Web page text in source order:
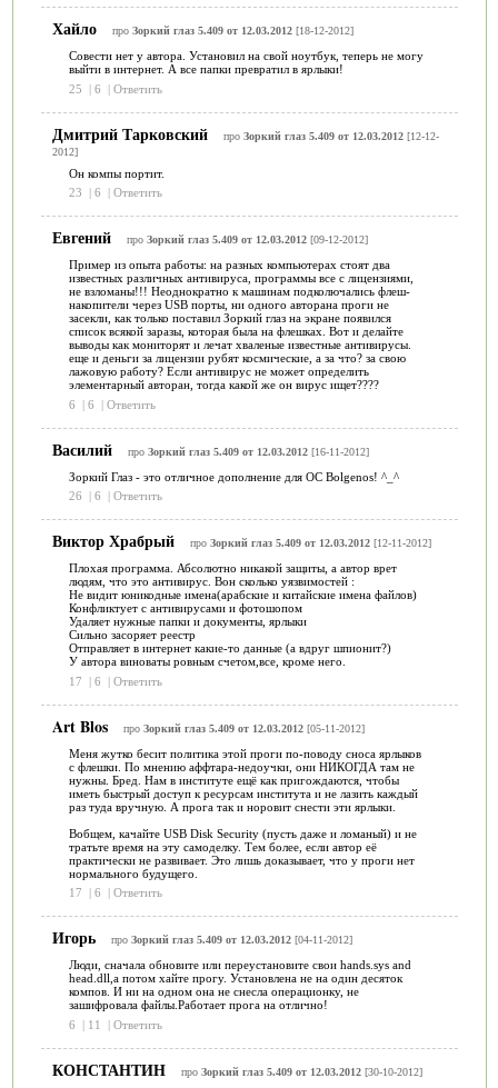
Хайло про Зоркий глаз 5.409 от 12.03.2012[18-12-2012]
Совести нет у автора. Установил на свой ноутбук, теперь не могу
выйти в интернет. А все папки превратил в ярлыки!
25
| 6 | Ответить
Дмитрий Тарковский про Зоркий глаз 5.409 от 12.03.2012[12-12-
2012]
Он компы портит.
23
| 6 | Ответить
Евгений про Зоркий глаз 5.409 от 12.03.2012[09-12-2012]
Пример из опыта работы: на разных компьютерах стоят два
известных различных антивируса, программы все с лицензиями,
не взломаны!!! Неоднократно к машинам подколючались флеш-
накопители через USB порты, ни одного авторана проги не
засекли, как только поставил Зоркий глаз на экране появился
список всякой заразы, которая была на флешках. Вот и делайте
выводы как мониторят и лечат хваленые известные антивирусы.
еще и деньги за лицензии рубят космические, а за что? за свою
лажовую работу? Если антивирус не может определить
элементарный авторан, тогда какой же он вирус ищет????
6
| 6 | Ответить
Василий про Зоркий глаз 5.409 от 12.03.2012[16-11-2012]
Зоркий Глаз - это отличное дополнение для ОС Bolgenos! ^_^
26
| 6 | Ответить
Виктор Храбрый про Зоркий глаз 5.409 от 12.03.2012[12-11-2012]
Плохая программа. Абсолютно никакой защиты, а автор врет
людям, что это антивирус. Вон сколько уязвимостей :
Не видит юникодные имена(арабские и китайские имена файлов)
Конфликтует с антивирусами и фотошопом
Удаляет нужные папки и документы, ярлыки
Сильно засоряет реестр
Отправляет в интернет какие-то данные (а вдруг шпионит?)
У автора виноваты ровным счетом,все, кроме него.
17
| 6 | Ответить
Art Blos про Зоркий глаз 5.409 от 12.03.2012[05-11-2012]
Меня жутко бесит политика этой проги по-поводу сноса ярлыков
с флешки. По мнению аффтара-недоучки, они НИКОГДА там не
нужны. Бред. Нам в институте ещё как пригождаются, чтобы
иметь быстрый доступ к ресурсам института и не лазить каждый
раз туда вручную. А прога так и норовит снести эти ярлыки.
Вобщем, качайте USB Disk Security (пусть даже и ломаный) и не
тратьте время на эту самоделку. Тем более, если автор её
практически не развивает. Это лишь доказывает, что у проги нет
нормального будущего.
17
| 6 | Ответить
Игорь про Зоркий глаз 5.409 от 12.03.2012[04-11-2012]
Люди, сначала обновите или переустановите свои hands.sys and
head.dll,а потом хайте прогу. Установлена не на один десяток
компов. И ни на одном она не снесла операционку, не
зашифровала файлы.Работает прога на отлично!
6
| 11 | Ответить
КОНСТАНТИН про Зоркий глаз 5.409 от 12.03.2012[30-10-2012]